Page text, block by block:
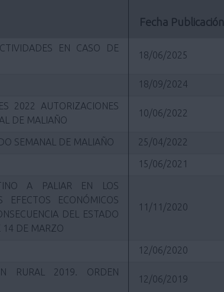
Fecha Publicación
EN CASO DE
18/06/2025
18/09/2024
2022 AUTORIZACIONES
DE MALIAÑO
10/06/2022
SEMANAL DE MALIAÑO 25/04/2022
15/06/2021
A PALIAR EN LOS
ECONÓMICOS
DEL ESTADO
14 DE MARZO
11/11/2020
12/06/2020
RURAL 2019. ORDEN
12/06/2019